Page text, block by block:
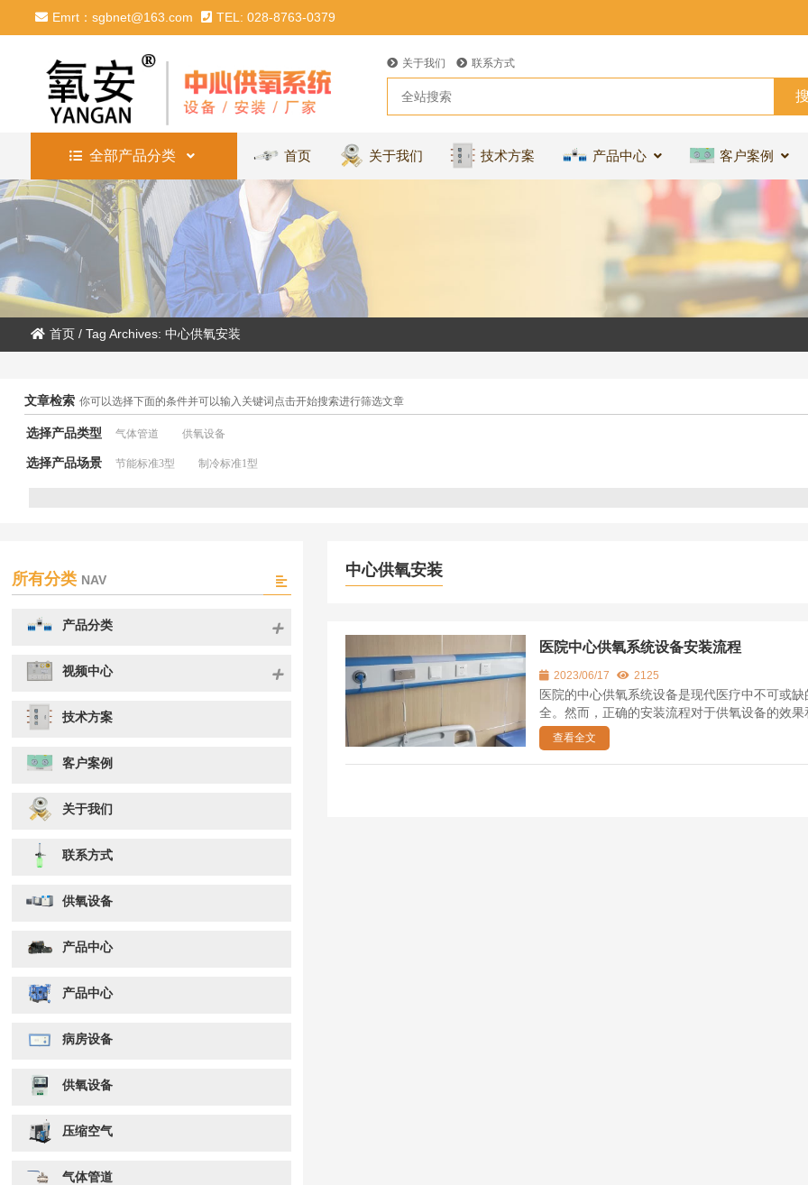
Emrt：sgbnet@163.com TEL: 028-8763-0379
关于我们 联系方式
全部产品分类 首页 关于我们 技术方案 产品中心 客户案例
首页/ Tag Archives: 中心供氧安装
文章检索 你可以选择下面的条件并可以输入关键词点击开始搜索进行筛选文章
选择产品类型 气体管道 供氧设备
选择产品场景 节能标准3型 制冷标准1型
中心供氧安装
医院中心供氧系统设备安装流程
2023/06/17 2125
医院的中心供氧系统设备是现代医疗中不可或
全。然而，正确的安装流程对于供氧设备的效
查看全文
所有分类 NAV
产品分类
视频中心
技术方案
客户案例
关于我们
联系方式
供氧设备
产品中心
产品中心
病房设备
供氧设备
压缩空气
气体管道